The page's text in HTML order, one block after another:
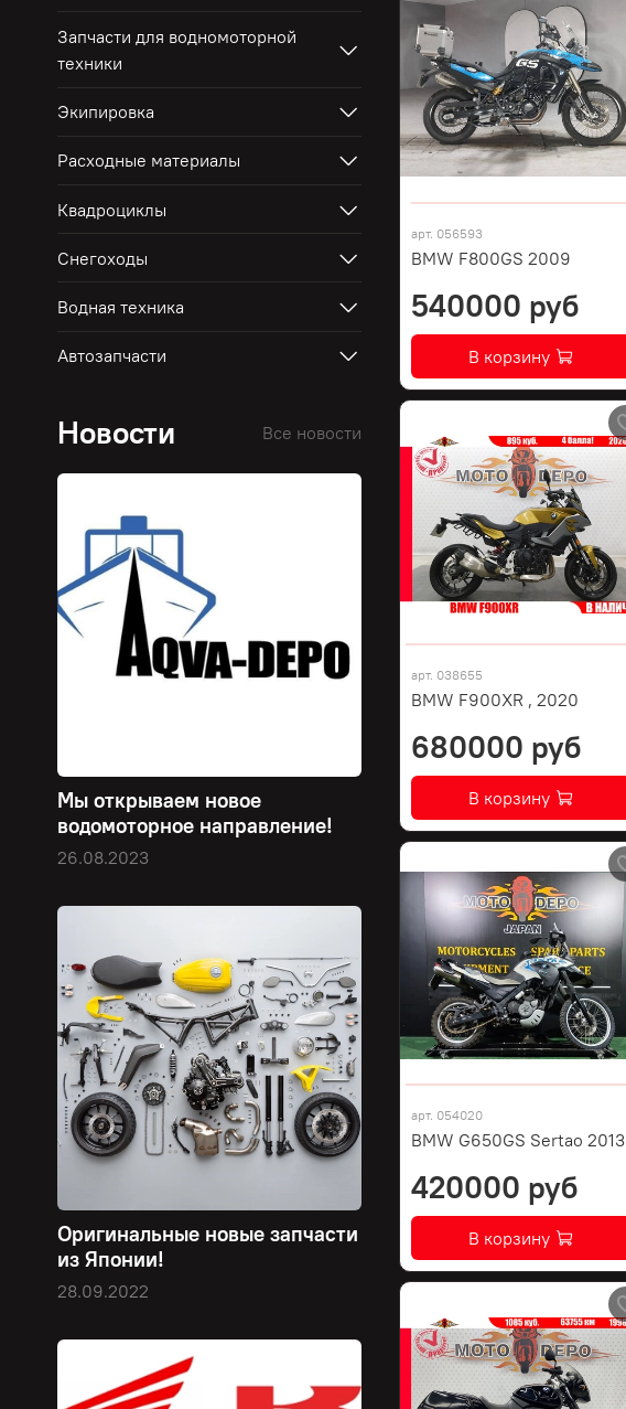
арт. 056593
BMW F800GS 2009
540000 руб
В корзину
арт. 038655
BMW F900XR , 2020
680000 руб
В корзину
арт. 054020
BMW G650GS Sertao 2013
420000 руб
В корзину
Запчасти для водномоторной
техники
Экипировка
Расходные материалы
Квадроциклы
Снегоходы
Водная техника
Автозапчасти
Новости Все новости
Мы открываем новое
водомоторное направление!
26.08.2023
Оригинальные новые запчасти
из Японии!
28.09.2022